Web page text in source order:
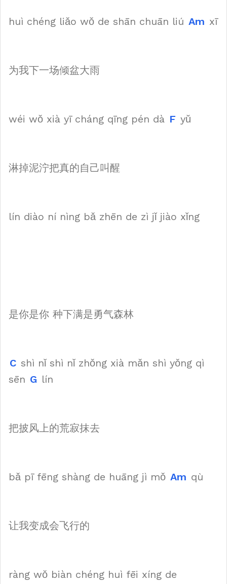
huì chéng liǎo wǒ de shān chuān liú Am xī
为我下一场倾盆大雨
wéi wǒ xià yī cháng qīng pén dà F yǔ
淋掉泥泞把真的自己叫醒
lín diào ní nìng bǎ zhēn de zì jǐ jiào xǐng
是你是你 种下满是勇气森林
C shì nǐ shì nǐ zhǒng xià mǎn shì yǒng qì
sēn G lín
把披风上的荒寂抹去
bǎ pī fēng shàng de huāng jì mǒ Am qù
让我变成会飞行的
ràng wǒ biàn chéng huì fēi xíng de